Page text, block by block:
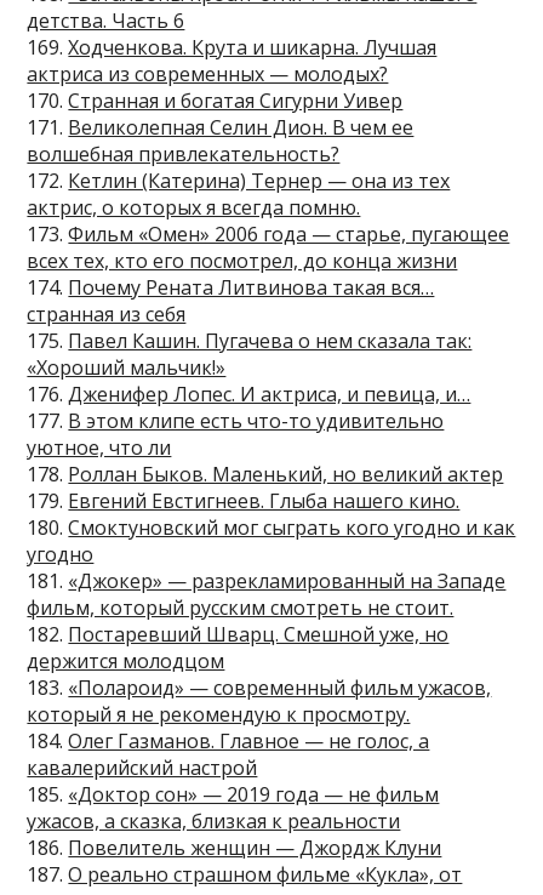
детства. Часть 6
169.Ходченкова. Крута и шикарна. Лучшая
актриса из современных — молодых?
170.Странная и богатая Сигурни Уивер
171. Великолепная Селин Дион. В чем ее
волшебная привлекательность?
172. Кетлин (Катерина) Тернер — она из тех
актрис, о которых я всегда помню.
173.Фильм «Омен» 2006 года — старье, пугающее
всех тех, кто его посмотрел, до конца жизни
174. Почему Рената Литвинова такая вся…
странная из себя
175. Павел Кашин. Пугачева о нем сказала так:
«Хороший мальчик!»
176.Дженифер Лопес. И актриса, и певица, и…
177. В этом клипе есть что-то удивительно
уютное, что ли
178. Роллан Быков. Маленький, но великий актер
179. Евгений Евстигнеев. Глыба нашего кино.
180.Смоктуновский мог сыграть кого угодно и как
угодно
181. «Джокер» — разрекламированный на Западе
фильм, который русским смотреть не стоит.
182. Постаревший Шварц. Смешной уже, но
держится молодцом
183. «Полароид» — современный фильм ужасов,
который я не рекомендую к просмотру.
184.Олег Газманов. Главное — не голос, а
кавалерийский настрой
185. «Доктор сон» — 2019 года — не фильм
ужасов, а сказка, близкая к реальности
186. Повелитель женщин — Джордж Клуни
187.О реально страшном фильме «Кукла», от